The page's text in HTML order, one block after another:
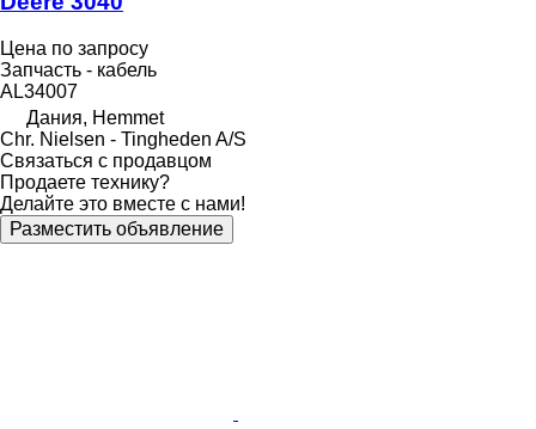
Цена по запросу
Запчасть - кабель
AL34007
Дания, Hemmet
Chr. Nielsen - Tingheden A/S
Связаться с продавцом
Продаете технику?
Делайте это вместе с нами!
Разместить объявление